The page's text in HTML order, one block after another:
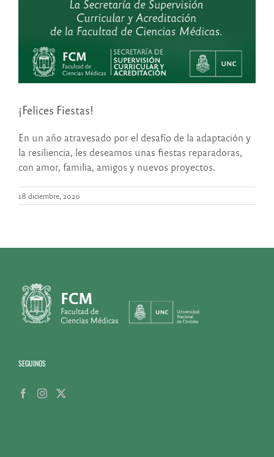
¡Felices Fiestas!
En un año atravesado por el desafío de la adaptación y
la resiliencia, les deseamos unas fiestas reparadoras,
con amor, familia, amigos y nuevos proyectos.
18 diciembre, 2020
SEGUINOS